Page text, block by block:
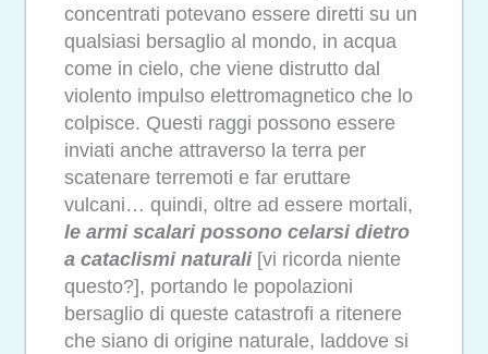
concentrati potevano essere diretti su un
qualsiasi bersaglio al mondo, in acqua
come in cielo, che viene distrutto dal
violento impulso elettromagnetico che lo
colpisce. Questi raggi possono essere
inviati anche attraverso la terra per
scatenare terremoti e far eruttare
vulcani… quindi, oltre ad essere mortali,
le armi scalari possono celarsi dietro
a cataclismi naturali[vi ricorda niente
questo?], portando le popolazioni
bersaglio di queste catastrofi a ritenere
che siano di origine naturale, laddove si